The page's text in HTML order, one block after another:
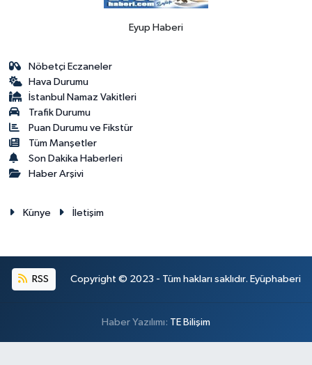
Eyup Haberi
Nöbetçi Eczaneler
Hava Durumu
İstanbul Namaz Vakitleri
Trafik Durumu
Puan Durumu ve Fikstür
Tüm Manşetler
Son Dakika Haberleri
Haber Arşivi
Künye İletişim
RSS Copyright © 2023 - Tüm hakları saklıdır. Eyüphaberi
Haber Yazılımı: TE Bilişim